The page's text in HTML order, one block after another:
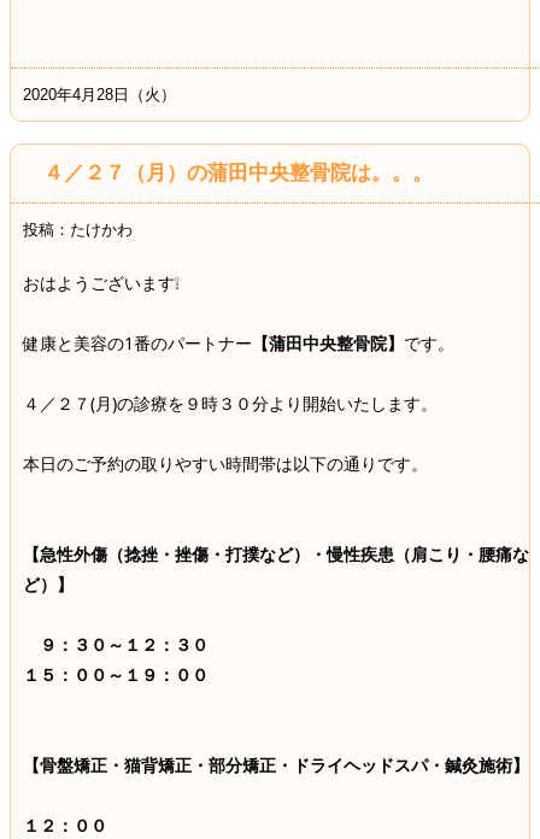
2020年4月28日（火）
４／２７（月）の蒲田中央整骨院は。。。
投稿：たけかわ
おはようございます❕
健康と美容の1番のパートナー 【蒲田中央整骨院】 です。
４／２７(月)の診療を９時３０分より開始いたします。
本日のご予約の取りやすい時間帯は以下の通りです。
【急性外傷（捻挫・挫傷・打撲など）・慢性疾患（肩こり・腰痛な
ど）】
９：３０～１２：３０
１５：００～１９：００
【骨盤矯正・猫背矯正・部分矯正・ドライヘッドスパ・鍼灸施術】
１２：００